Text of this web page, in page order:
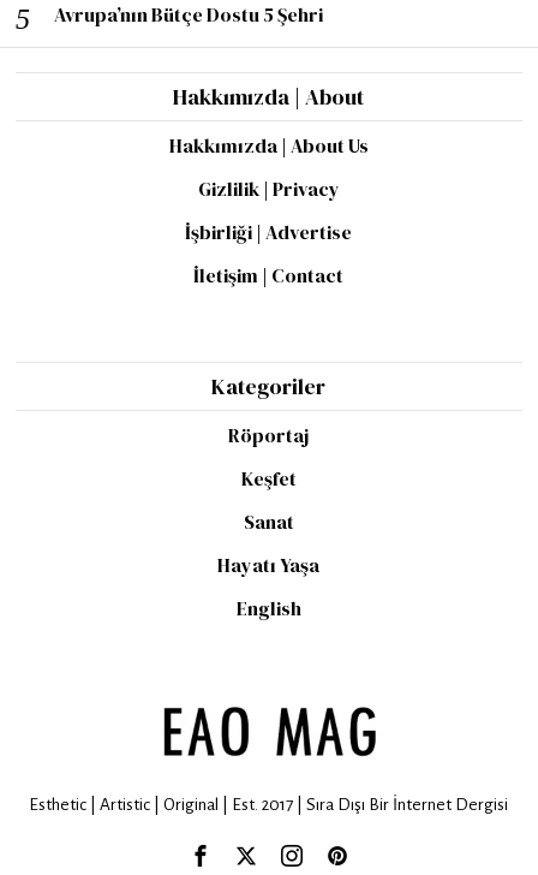
Avrupa’nın Bütçe Dostu 5 Şehri
Hakkımızda | About
Hakkımızda | About Us
Gizlilik | Privacy
İşbirliği | Advertise
İletişim | Contact
Kategoriler
Röportaj
Keşfet
Sanat
Hayatı Yaşa
English
Esthetic | Artistic | Original | Est. 2017 | Sıra Dışı Bir İnternet Dergisi